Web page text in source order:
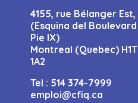
4155, rue Bélanger Est,
(Esquina del Boulevard
Pie IX)
Montreal (Quebec) H1T
1A2
Tel : 514 374-7999
emploi@cfiq.ca